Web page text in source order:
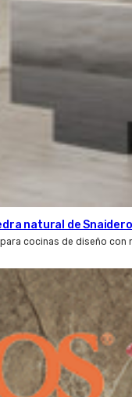
natural de Snaidero
cocinas de diseño